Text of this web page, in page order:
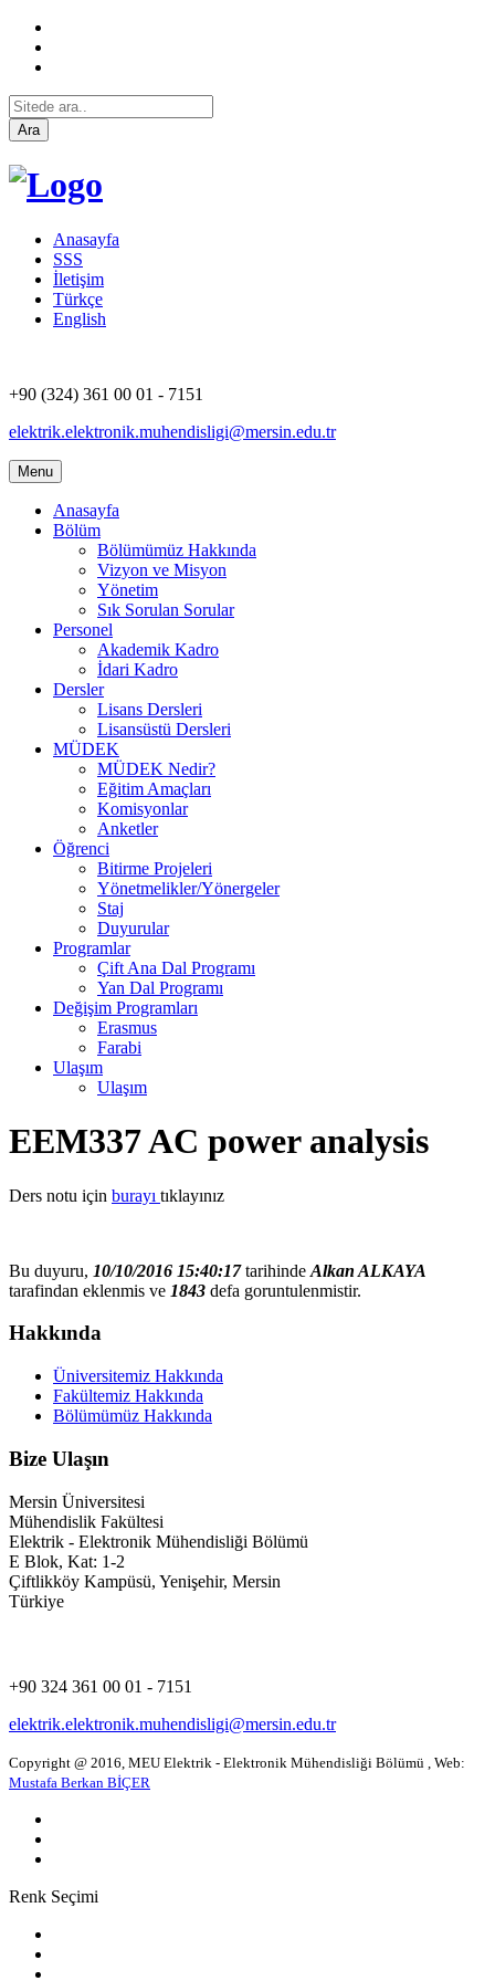
Ara
Anasayfa
SSS
İletişim
Türkçe
English
+90 (324) 361 00 01 - 7151
elektrik.elektronik.muhendisligi@mersin.edu.tr
Menu
Anasayfa
Bölüm
Bölümümüz Hakkında
Vizyon ve Misyon
Yönetim
Sık Sorulan Sorular
Personel
Akademik Kadro
İdari Kadro
Dersler
Lisans Dersleri
Lisansüstü Dersleri
MÜDEK
MÜDEK Nedir?
Eğitim Amaçları
Komisyonlar
Anketler
Öğrenci
Bitirme Projeleri
Yönetmelikler/Yönergeler
Staj
Duyurular
Programlar
Çift Ana Dal Programı
Yan Dal Programı
Değişim Programları
Erasmus
Farabi
Ulaşım
Ulaşım
EEM337 AC power analysis
Ders notu için burayı tıklayınız
Bu duyuru, 10/10/2016 15:40:17tarihinde Alkan ALKAYA
tarafindan eklenmis ve 1843 defa goruntulenmistir.
Hakkında
Üniversitemiz Hakkında
Fakültemiz Hakkında
Bölümümüz Hakkında
Bize Ulaşın
Mersin Üniversitesi
Mühendislik Fakültesi
Elektrik - Elektronik Mühendisliği Bölümü
E Blok, Kat: 1-2
Çiftlikköy Kampüsü, Yenişehir, Mersin
Türkiye
+90 324 361 00 01 - 7151
elektrik.elektronik.muhendisligi@mersin.edu.tr
Copyright @ 2016, MEU Elektrik - Elektronik Mühendisliği Bölümü , Web:
Mustafa Berkan BİÇER
Renk Seçimi